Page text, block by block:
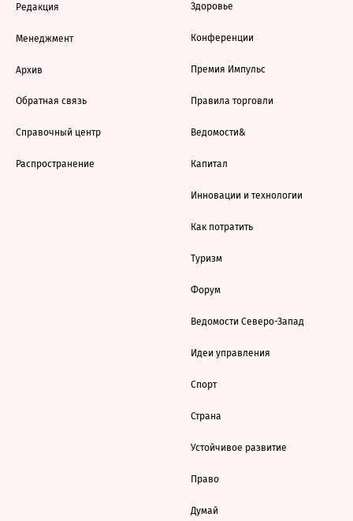
Редакция
Менеджмент
Архив
Обратная связь
Справочный центр
Распространение
Здоровье
Конференции
Премия Импульс
Правила торговли
Ведомости&
Капитал
Инновации и технологии
Как потратить
Туризм
Форум
Ведомости Северо-Запад
Идеи управления
Спорт
Страна
Устойчивое развитие
Право
Думай